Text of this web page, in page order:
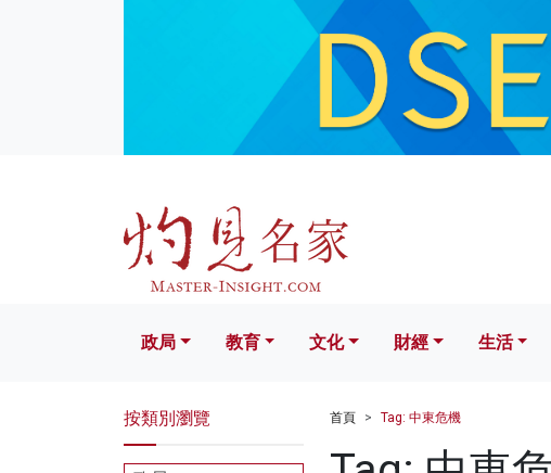
文化 財經 生活
政局 教育 文化 財經 生活
首頁 Tag: 中東危機
按類別瀏覽